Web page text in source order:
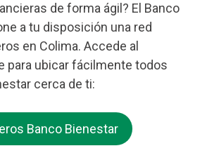
de forma ágil? El Banco
a tu disposición una red
en Colima. Accede al
para ubicar fácilmente todos
cerca de ti:
Banco Bienestar